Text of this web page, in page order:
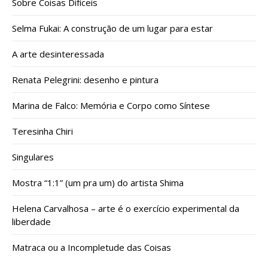
Selma Fukai: A construção de um lugar para estar
A arte desinteressada
Renata Pelegrini: desenho e pintura
Marina de Falco: Memória e Corpo como Síntese
Teresinha Chiri
Singulares
Mostra “1:1” (um pra um) do artista Shima
Helena Carvalhosa – arte é o exercício experimental da
liberdade
Matraca ou a Incompletude das Coisas